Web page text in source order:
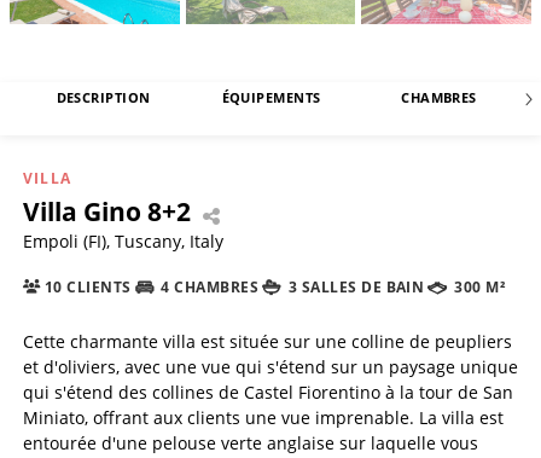
DESCRIPTION ÉQUIPEMENTS CHAMBRES
VILLA
Villa Gino 8+2
Empoli (FI), Tuscany, Italy
10 CLIENTS 4 CHAMBRES 3 SALLES DE BAIN 300 M²
Cette charmante villa est située sur une colline de peupliers
et d'oliviers, avec une vue qui s'étend sur un paysage unique
qui s'étend des collines de Castel Fiorentino à la tour de San
Miniato, offrant aux clients une vue imprenable. La villa est
entourée d'une pelouse verte anglaise sur laquelle vous